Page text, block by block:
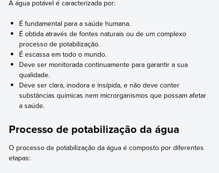
A água potável é caracterizada por:
É fundamental para a saúde humana.
É obtida através de fontes naturais ou de um complexo
processo de potabilização.
É escassa em todo o mundo.
Deve ser monitorada continuamente para garantir a sua
qualidade.
Deve ser clara, inodora e insípida, e não deve conter
substâncias químicas nem microrganismos que possam afetar
a saúde.
Processo de potabilização da água
O processo de potabilização da água é composto por diferentes
etapas: